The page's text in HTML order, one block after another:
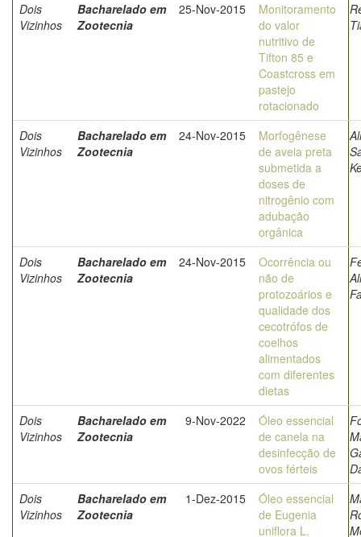
Dois
Vizinhos
Bacharelado em
Zootecnia
25-Nov-2015
Monitoramento
do valor
nutritivo de
Tifton 85 e
Coastcross em
pastejo
rotacionado
Dois
Vizinhos
Bacharelado em
Zootecnia
24-Nov-2015
Morfogênese
de aveia preta
submetida a
doses de
nitrogênio com
adubação
orgânica
Dois
Vizinhos
Bacharelado em
Zootecnia
24-Nov-2015
Ocorrência ou
não de
protozoários e
qualidade dos
cecotrófos de
coelhos
alimentados
com diferentes
dietas
Dois
Vizinhos
Bacharelado em
Zootecnia
9-Nov-2022
Óleo essencial
de canela na
desinfecção de
ovos férteis
Dois
Vizinhos
Bacharelado em
Zootecnia
1-Dez-2015
Óleo essencial
de Eugenia
uniflora L.